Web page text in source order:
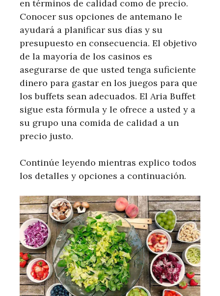
en términos de calidad como de precio.
Conocer sus opciones de antemano le
ayudará a planificar sus días y su
presupuesto en consecuencia. El objetivo
de la mayoría de los casinos es
asegurarse de que usted tenga suficiente
dinero para gastar en los juegos para que
los buffets sean adecuados. El Aria Buffet
sigue esta fórmula y le ofrece a usted y a
su grupo una comida de calidad a un
precio justo.
Continúe leyendo mientras explico todos
los detalles y opciones a continuación.